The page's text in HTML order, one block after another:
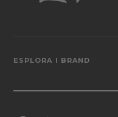
ESPLORA I BRAND